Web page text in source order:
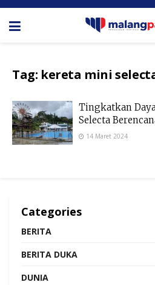
Tag: kereta mini
Tingkatkan
Selecta
14 Maret 2024
Categories
BERITA
BERITA DUKA
DUNIA